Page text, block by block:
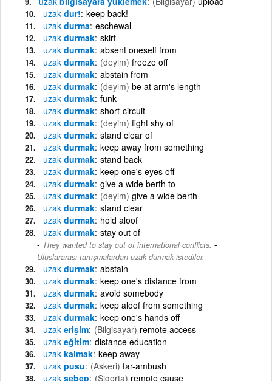
uzak dur! keep back!
uzak durma eschewal
uzak durmak skirt
uzak durmak absent oneself from
uzak durmak (deyim) freeze off
uzak durmak abstain from
uzak durmak (deyim) be at arm's length
uzak durmak funk
uzak durmak short-circuit
uzak durmak (deyim) fight shy of
uzak durmak stand clear of
uzak durmak keep away from something
uzak durmak stand back
uzak durmak keep one's eyes off
uzak durmak give a wide berth to
uzak durmak (deyim) give a wide berth
uzak durmak stand clear
uzak durmak hold aloof
uzak durmak stay out of
They wanted to stay out of international conflicts. -
Uluslararası tartışmalardan uzak durmak istediler.
uzak durmak abstain
uzak durmak keep one's distance from
uzak durmak avoid somebody
uzak durmak keep aloof from something
uzak durmak keep one's hands off
uzak erişim (Bilgisayar) remote access
uzak eğitim distance education
uzak kalmak keep away
uzak pusu (Askeri) far-ambush
uzak sebep (Sigorta) remote cause